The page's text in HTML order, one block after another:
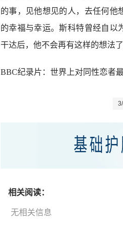
的事，见他想见的人，去任何他
的幸福与幸运。斯科特曾经自以
干达后，他不会再有这样的想法了
BBC纪录片：世界上对同性恋者
相关阅读：
无相关信息